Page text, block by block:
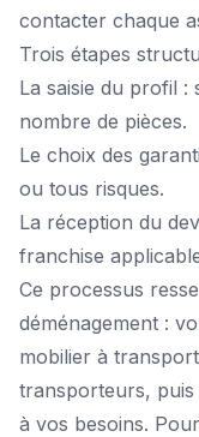
contacter chaque
Trois étapes
La saisie du profil
nombre de pièces.
Le choix des
ou tous risques.
La réception du
franchise
Ce processus
déménagement :
mobilier à
transporteurs, puis
à vos besoins.